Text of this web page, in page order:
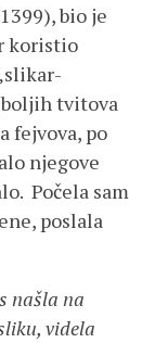
bio je
koristio
tvitova
fejvova, po
njegove
Počela sam
poslala
našla na
videla